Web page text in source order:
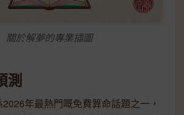
關於解夢的專業插圖
測
2026年最熱門嘅免費算命話題之一，